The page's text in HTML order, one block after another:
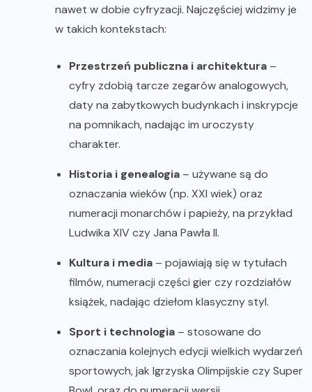
nawet w dobie cyfryzacji. Najczęściej widzimy je
w takich kontekstach:
Przestrzeń publiczna i architektura –
cyfry zdobią tarcze zegarów analogowych,
daty na zabytkowych budynkach i inskrypcje
na pomnikach, nadając im uroczysty
charakter.
Historia i genealogia – używane są do
oznaczania wieków (np. XXI wiek) oraz
numeracji monarchów i papieży, na przykład
Ludwika XIV czy Jana Pawła II.
Kultura i media – pojawiają się w tytułach
filmów, numeracji części gier czy rozdziałów
książek, nadając dziełom klasyczny styl.
Sport i technologia – stosowane do
oznaczania kolejnych edycji wielkich wydarzeń
sportowych, jak Igrzyska Olimpijskie czy Super